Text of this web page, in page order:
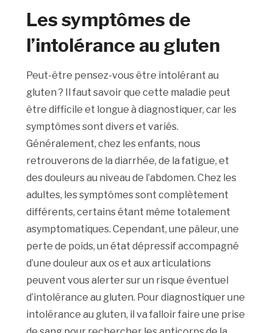
Les symptômes de
l’intolérance au gluten
Peut-être pensez-vous être intolérant au
gluten ? Il faut savoir que cette maladie peut
être difficile et longue à diagnostiquer, car les
symptômes sont divers et variés.
Généralement, chez les enfants, nous
retrouverons de la diarrhée, de la fatigue, et
des douleurs au niveau de l’abdomen. Chez les
adultes, les symptômes sont complètement
différents, certains étant même totalement
asymptomatiques. Cependant, une pâleur, une
perte de poids, un état dépressif accompagné
d’une douleur aux os et aux articulations
peuvent vous alerter sur un risque éventuel
d’intolérance au gluten. Pour diagnostiquer une
intolérance au gluten, il va falloir faire une prise